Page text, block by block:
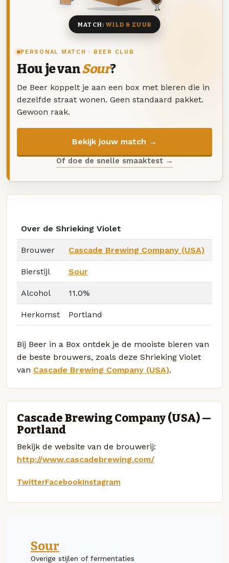
PERSONAL MATCH · BEER CLUB
Hou je vanSour?
De Beer koppelt je aan een box met bieren die in
dezelfde straat wonen. Geen standaard pakket.
Gewoon raak.
Bekijk jouw match →
Of doe de snelle smaaktest →
MATCH:WILD & ZUUR
Over de Shrieking Violet
Brouwer Cascade Brewing Company (USA)
Bierstijl Sour
Alcohol 11.0%
Herkomst Portland
Bij Beer in a Box ontdek je de mooiste bieren van
de beste brouwers, zoals deze Shrieking Violet
van Cascade Brewing Company (USA).
Cascade Brewing Company (USA) —
Portland
Bekijk de website van de brouwerij:
http://www.cascadebrewing.com/
TwitterFacebookInstagram
Sour
Overige stijlen of fermentaties